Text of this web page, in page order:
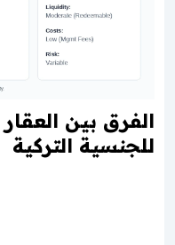
الفرق بين
للجنسية التركية